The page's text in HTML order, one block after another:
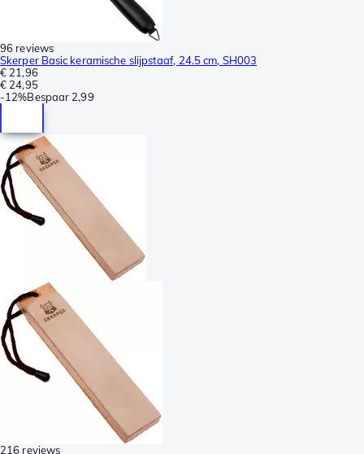
96 reviews
Skerper Basic keramische slijpstaaf, 24.5 cm, SH003
€ 21,96
€ 24,95
-12%Bespaar 2,99
216 reviews